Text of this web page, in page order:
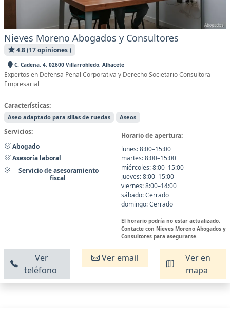
Nieves Moreno Abogados y Consultores
4.8 (17 opiniones )
C. Cadena, 4, 02600 Villarrobledo, Albacete
Expertos en Defensa Penal Corporativa y Derecho Societario Consultora
Empresarial
Características:
Aseo adaptado para sillas de ruedas Aseos
Servicios:
Abogado
Asesoría laboral
Servicio de asesoramiento
fiscal
Horario de apertura:
lunes: 8:00–15:00
martes: 8:00–15:00
miércoles: 8:00–15:00
jueves: 8:00–15:00
viernes: 8:00–14:00
sábado: Cerrado
domingo: Cerrado
El horario podría no estar actualizado.
Contacte con Nieves Moreno Abogados y
Consultores para asegurarse.
Ver
teléfono
Ver email
Ver en
mapa